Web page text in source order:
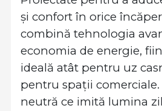
și confort în orice
combină tehnologia
economia de energie,
ideală atât pentru uz
pentru spații
neutră ce imită lumina